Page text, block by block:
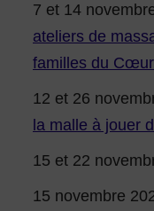
7 et 14
ateliers de
familles du
12 et 26
la malle à jouer
15 et 22
15 novembre